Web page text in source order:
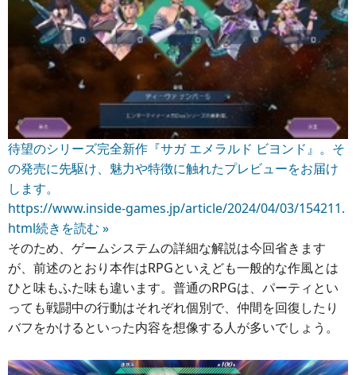
待望のシリーズ完全新作『サガ エメラルド ビヨンド』。そ
の発売に先駆け、魅力や特徴に触れたプレビューをお届け
します。
https://www.inside-games.jp/article/2024/04/03/154211.
html続きを読む »
そのため、ゲームシステムの詳細な解説は今回省きます
が、前述のとおり本作はRPGといえども一般的な作風とは
ひと味もふた味も違います。普通のRPGは、パーティとい
っても戦闘中の行動はそれぞれ個別で、仲間を回復したり
バフをかけるといった内容を想像する人が多いでしょう。